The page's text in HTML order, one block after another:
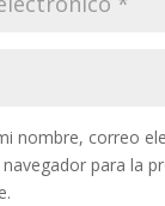
nombre, correo
para la